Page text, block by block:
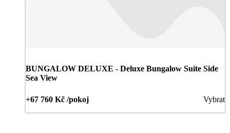
BUNGALOW DELUXE - Deluxe Bungalow Suite Side
Sea View
+67 760 Kč /pokoj Vybrat